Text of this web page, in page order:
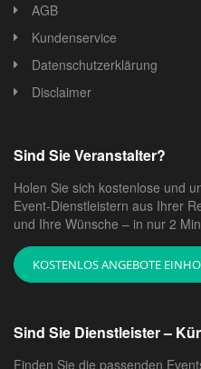
AGB
Kundenservice
Datenschutzerklärung
Disclaimer
Sind Sie Veranstalter?
Holen Sie sich kostenlose und
Event-Dienstleistern aus Ihrer
und Ihre Wünsche – in nur 2
KOSTENLOS ANGEBOTE
Sind Sie Dienstleister –
Finden Sie die passenden